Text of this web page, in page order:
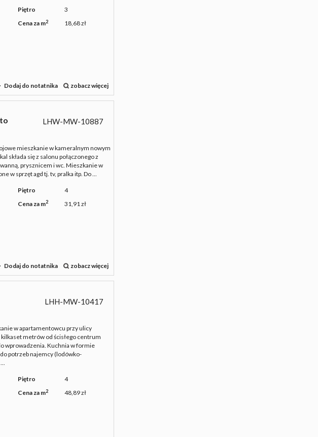
Piętro
3
Cena za m2 18,68 zł
Dodaj do notatnika zobacz więcej
LHW-MW-10887
mieszkanie w kameralnym nowym
składa się z salonu połączonego z
prysznicem i wc. Mieszkanie w
w sprzęt agd tj. tv, pralka itp. Do ...
Piętro
4
Cena za m2 31,91 zł
Dodaj do notatnika zobacz więcej
LHH-MW-10417
w apartamentowcu przy ulicy
metrów od ścisłego centrum
wprowadzenia. Kuchnia w formie
potrzeb najemcy (lodówko-
Piętro
4
Cena za m2 48,89 zł